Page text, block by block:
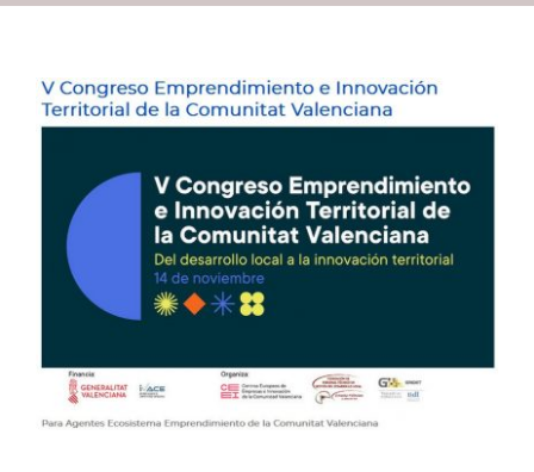
Asóciate
El 14 de noviembre se
celebrará el V Congreso
Emprendimiento e
Innovación Territorial de
la Comunitat Valenciana